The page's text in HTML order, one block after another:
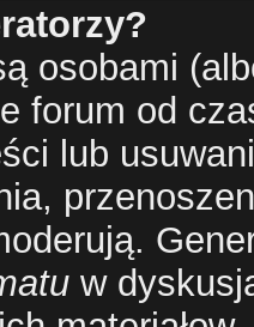
osobami
forum od
lub
w